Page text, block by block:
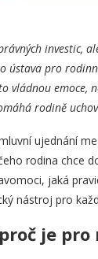
investic,
ústava pro
vládnou
rodině
ujednání
rodina chce
jaká
nástroj pro
je